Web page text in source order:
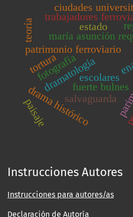
escolares
patrimonio ferroviario
dramatología
drama histórico
maría asunción
fuerte bulnes
salvaguarda
estado
trabajadores
fotografía
ciudades
paisaje
tortura
teoría
Instrucciones Autores
Instrucciones para autores/as
Declaración de Autoría